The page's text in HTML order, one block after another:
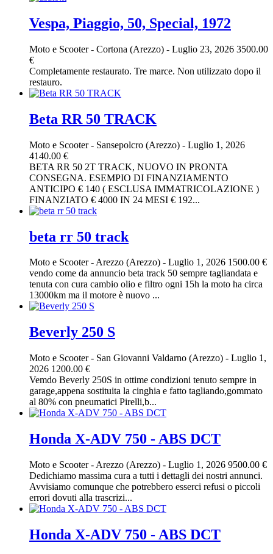
Vespa, Piaggio, 50, Special, 1972
Moto e Scooter- Cortona (Arezzo) - Luglio 23, 2026 3500.00
€
Completamente restaurato. Tre marce. Non utilizzato dopo il
restauro.
Beta RR 50 TRACK
Moto e Scooter- Sansepolcro (Arezzo) - Luglio 1, 2026
4140.00 €
BETA RR 50 2T TRACK, NUOVO IN PRONTA
CONSEGNA. ESEMPIO DI FINANZIAMENTO
ANTICIPO € 140 ( ESCLUSA IMMATRICOLAZIONE )
FINANZIATO € 4000 IN 24 MESI € 192...
beta rr 50 track
Moto e Scooter-Arezzo (Arezzo) - Luglio 1, 2026 1500.00 €
vendo come da annuncio beta track 50 sempre tagliandata e
tenuta con cura cambio olio e filtro ogni 15h la moto ha circa
13000km ma il motore è nuovo ...
Beverly 250 S
Moto e Scooter- San Giovanni Valdarno (Arezzo) - Luglio 1,
2026 1200.00 €
Vemdo Beverly 250S in ottime condizioni tenuto sempre in
garage,appena sostituita la cinghia e fatto tagliando,gommato
al 80% con pneumatici Pirelli,b...
Honda X-ADV 750 - ABS DCT
Moto e Scooter- Arezzo (Arezzo) - Luglio 1, 2026 9500.00 €
Dedichiamo massima cura a tutti i dettagli dei nostri annunci.
Avvisiamo comunque che potrebbero esserci refusi o piccoli
errori dovuti alla trascrizi...
Honda X-ADV 750 - ABS DCT